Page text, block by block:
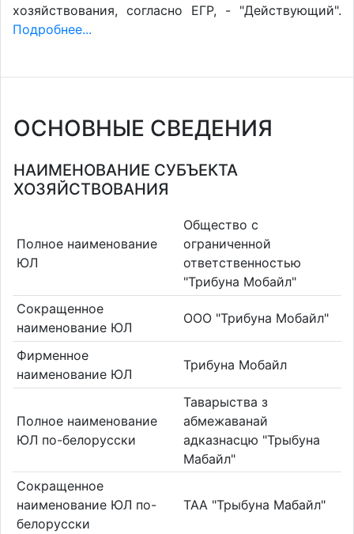
хозяйствования, согласно ЕГР, - "Действующий".
Подробнее...
ОСНОВНЫЕ СВЕДЕНИЯ
НАИМЕНОВАНИЕ СУБЪЕКТА
ХОЗЯЙСТВОВАНИЯ
Полное наименование
ЮЛ
Общество с
ограниченной
ответственностью
"Трибуна Мобайл"
Сокращенное
наименование ЮЛ
ООО "Трибуна Мобайл"
Фирменное
наименование ЮЛ
Трибуна Мобайл
Полное наименование
ЮЛ по-белорусски
Таварыства з
абмежаванай
адказнасцю "Трыбуна
Мабайл"
Сокращенное
наименование ЮЛ по-
белорусски
ТАА "Трыбуна Мабайл"